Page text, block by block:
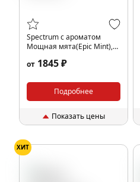
Spectrum с ароматом
Мощная мята(Epic Mint),
от 1845 ₽
Подробнее
Показать цены
ХИТ